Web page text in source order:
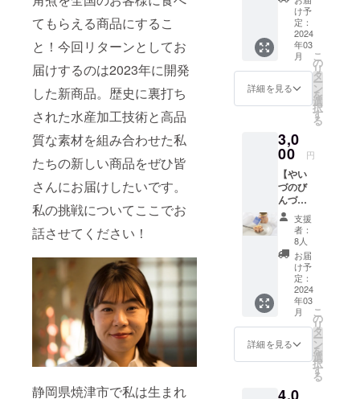
てもらえる商品にするこ
と！今回リターンとしてお
届けするのは2023年に開発
した新商品。歴史に裏打ち
された水産加工技術と高品
質な素材を組み合わせた私
たちの新しい商品をぜひ皆
さんにお届けしたいです。
私の挑戦についてここでお
話させてください！
静岡県焼津市で私は生まれ
燻す、煮込
む、保存を
きかせると
法を活か
佃煮の新た
な価値づく
りに挑戦し
ています！
料込
み） ＜
お礼の
内容＞
・ホッ
トサン
ドのた
めの佃
煮プ
(80g)×1
個 ・
ホット
サンド
のため
の佃煮
カレー
(80g)×1
個 ・
ホット
サンド
のため
の佃煮
(60g)×1
個 ※原
材料及
示はお
け予
定：
2024
年03
月
詳細を見る
こ
の
リ
タ
ー
ン
を
選
択
す
る
3,0
00 円
【やい
づのび
んづ
め 2種
詰合
せ】
（消費
税・送
料込
み） 港
町やい
づを代
表する
さば、
まぐ
ろ、か
使用、
支援
者：
8人
お届
け予
定：
2024
年03
月
詳細を見る
こ
の
リ
タ
ー
ン
を
選
択
す
る